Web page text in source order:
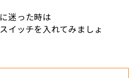
迷った時は
イッチを入れてみましょ